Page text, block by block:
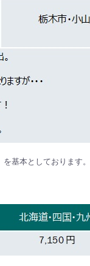
基本としております。